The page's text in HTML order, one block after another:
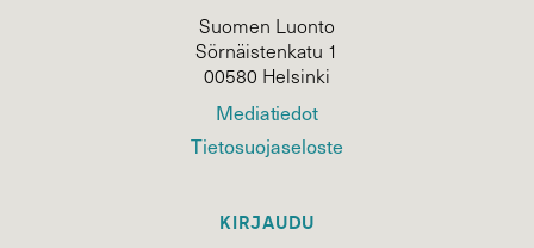
Suomen Luonto
Sörnäistenkatu 1
00580 Helsinki
Mediatiedot
Tietosuojaseloste
KIRJAUDU